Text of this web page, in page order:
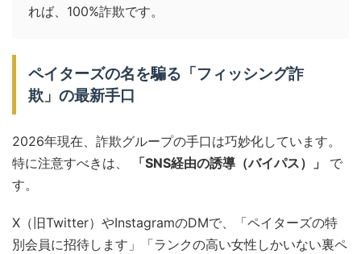
れば、100%詐欺です。
ペイターズの名を騙る「フィッシング詐
欺」の最新手口
2026年現在、詐欺グループの手口は巧妙化しています。
特に注意すべきは、
「SNS経由の誘導（バイパス）」
で
す。
X（旧Twitter）やInstagramのDMで、「ペイターズの特
別会員に招待します」「ランクの高い女性しかいない裏ペ